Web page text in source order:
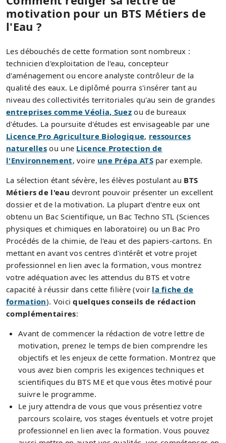
motivation pour un BTS Métiers de
l'Eau ?
Les débouchés de cette formation sont nombreux :
technicien d'exploitation de l'eau, concepteur
d'aménagement ou encore analyste contrôleur de la
qualité des eaux. Le diplômé pourra s'insérer tant au
niveau des collectivités territoriales qu'au sein de grandes
entreprises comme Véolia, Suez ou de bureaux
d'études. La poursuite d'études est envisageable par une
Licence Pro Agriculture Biologique, ressources
naturelles ou une Licence Protection de
l'Environnement, voire une Prépa ATSpar exemple.
La sélection étant sévère, les élèves postulant au BTS
Métiers de l'eau devront pouvoir présenter un excellent
dossier et de la motivation. La plupart d'entre eux ont
obtenu un Bac Scientifique, un Bac Techno STL (Sciences
physiques et chimiques en laboratoire) ou un Bac Pro
Procédés de la chimie, de l'eau et des papiers-cartons. En
mettant en avant vos centres d'intérêt et votre projet
professionnel en lien avec la formation, vous montrez
votre adéquation avec les attendus du BTS et votre
capacité à réussir dans cette filière (voir la fiche de
formation). Voiciquelques conseils de rédaction
complémentaires:
Avant de commencer la rédaction de votre lettre de
motivation, prenez le temps de bien comprendre les
objectifs et les enjeux de cette formation. Montrez que
vous avez bien compris les exigences techniques et
scientifiques du BTS ME et que vous êtes motivé pour
suivre le programme.
Le jury attendra de vous que vous présentiez votre
parcours scolaire, vos stages éventuels et votre projet
professionnel en lien avec la formation. Vous pouvez